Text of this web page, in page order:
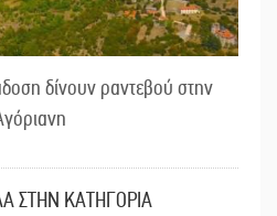
δίνουν ραντεβού στην
ΣΤΗΝ ΚΑΤΗΓΟΡΙΑ